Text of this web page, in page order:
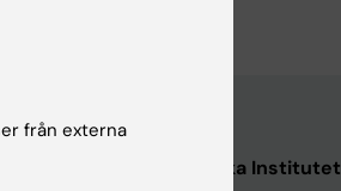
Karolinska Institutet
från externa